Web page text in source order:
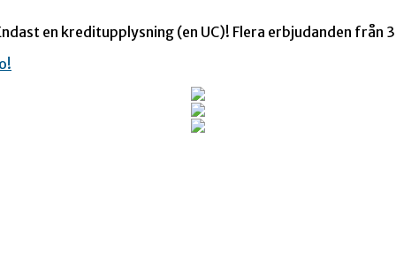
en kreditupplysning (en UC)! Flera erbjudanden från